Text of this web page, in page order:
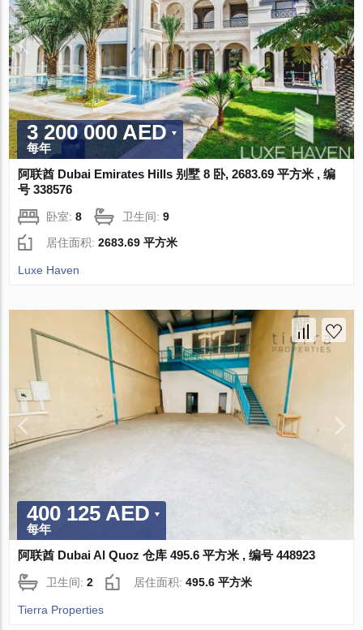
3 200 000 AED
每年
阿联酋 Dubai Emirates Hills 别墅 8 卧, 2683.69 平方米 , 编
号 338576
卧室:8 卫生间:9
居住面积:2683.69 平方米
Luxe Haven
400 125 AED
每年
阿联酋 Dubai Al Quoz 仓库 495.6 平方米 , 编号 448923
卫生间:2 居住面积:495.6 平方米
Tierra Properties